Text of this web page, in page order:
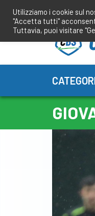
contenuto
Utilizziamo i cookie sul
"Accetta tutti"
Tuttavia, puoi visitare